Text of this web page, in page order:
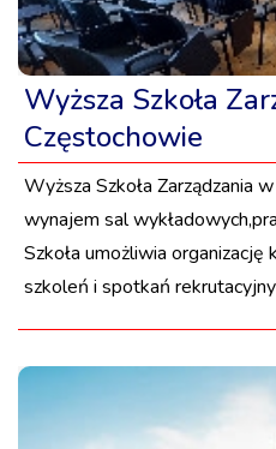
Wyższa Szkoła
Częstochowie
Wyższa Szkoła Zarządzania
wynajem sal
Szkoła umożliwia organizację
szkoleń i spotkań